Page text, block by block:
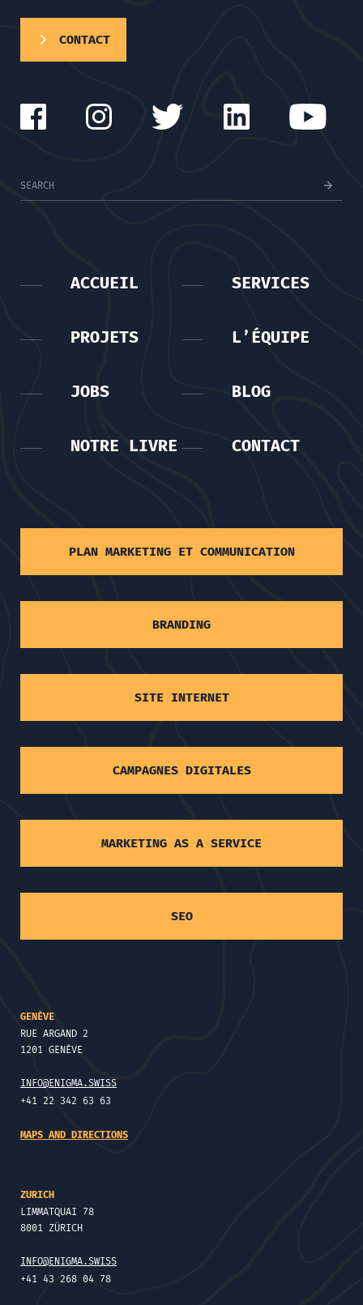
CONTACT
ACCUEIL SERVICES
PROJETS L’ÉQUIPE
JOBS BLOG
NOTRE LIVRE CONTACT
PLAN MARKETING ET COMMUNICATION
BRANDING
SITE INTERNET
CAMPAGNES DIGITALES
MARKETING AS A SERVICE
SEO
GENÈVE
RUE ARGAND 2
1201 GENÈVE
INFO@ENIGMA.SWISS
+41 22 342 63 63
MAPS AND DIRECTIONS
ZURICH
LIMMATQUAI 78
8001 ZÜRICH
INFO@ENIGMA.SWISS
+41 43 268 04 78